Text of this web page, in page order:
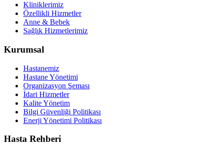
Kliniklerimiz
Özellikli Hizmetler
Anne & Bebek
Sağlık Hizmetlerimiz
Kurumsal
Hastanemiz
Hastane Yönetimi
Organizasyon Şeması
İdari Hizmetler
Kalite Yönetim
Bilgi Güvenliği Politikası
Enerji Yönetimi Politikası
Hasta Rehberi